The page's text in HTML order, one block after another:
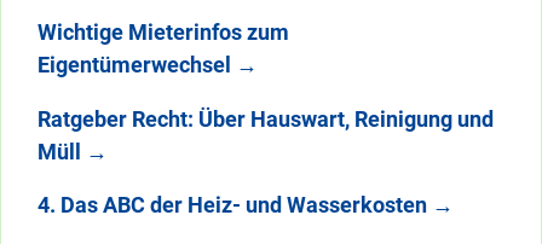
Wichtige Mieterinfos zum
Eigentümerwechsel →
Ratgeber Recht: Über Hauswart, Reinigung und
Müll →
4. Das ABC der Heiz- und Wasserkosten →